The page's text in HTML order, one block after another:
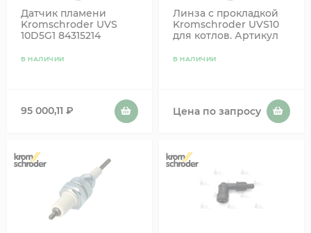
Датчик пламени
Kromschroder UVS
10D5G1 84315214
В НАЛИЧИИ
95 000,11 ₽
Линза с прокладкой
Kromschroder UVS10
для котлов. Артикул
В НАЛИЧИИ
Цена по запросу